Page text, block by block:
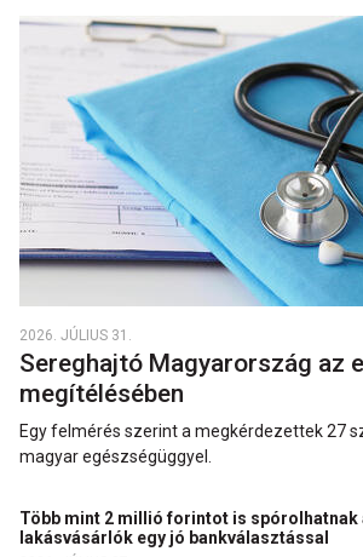
2026. JÚLIUS 31.
Sereghajtó Magyarország az
megítélésében
Egy felmérés szerint a megkérdezettek 27
magyar egészségüggyel.
Több mint 2 millió forintot is spórolhatnak
lakásvásárlók egy jó bankválasztással